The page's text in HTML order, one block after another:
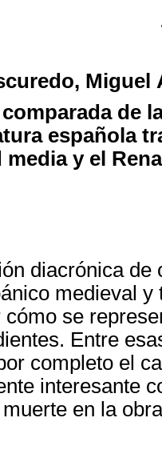
Miguel
de
española
media y el
diacrónica de
medieval
cómo se
Entre
completo el
interesante
en la